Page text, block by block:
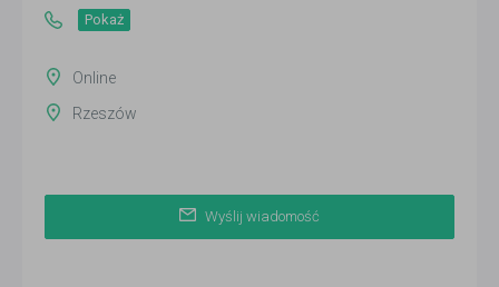
Pokaż
Online
Rzeszów
Wyślij wiadomość